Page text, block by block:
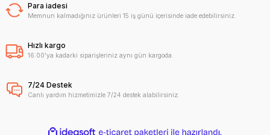
Para iadesi
Memnun kalmadığınız ürünleri 15 iş günü içerisinde iade edebilirsiniz.
Hızlı kargo
16:00'ya kadarki siparişleriniz aynı gün kargoda.
7/24 Destek
Canlı yardım hizmetimizle 7/24 destek alabilirsiniz.
ideasoft e-